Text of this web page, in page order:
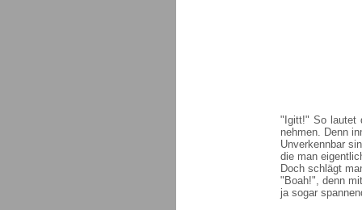
"Igitt!" So lautet
nehmen. Denn
Unverkennbar
die man
Doch schlägt
"Boah!", denn
ja sogar